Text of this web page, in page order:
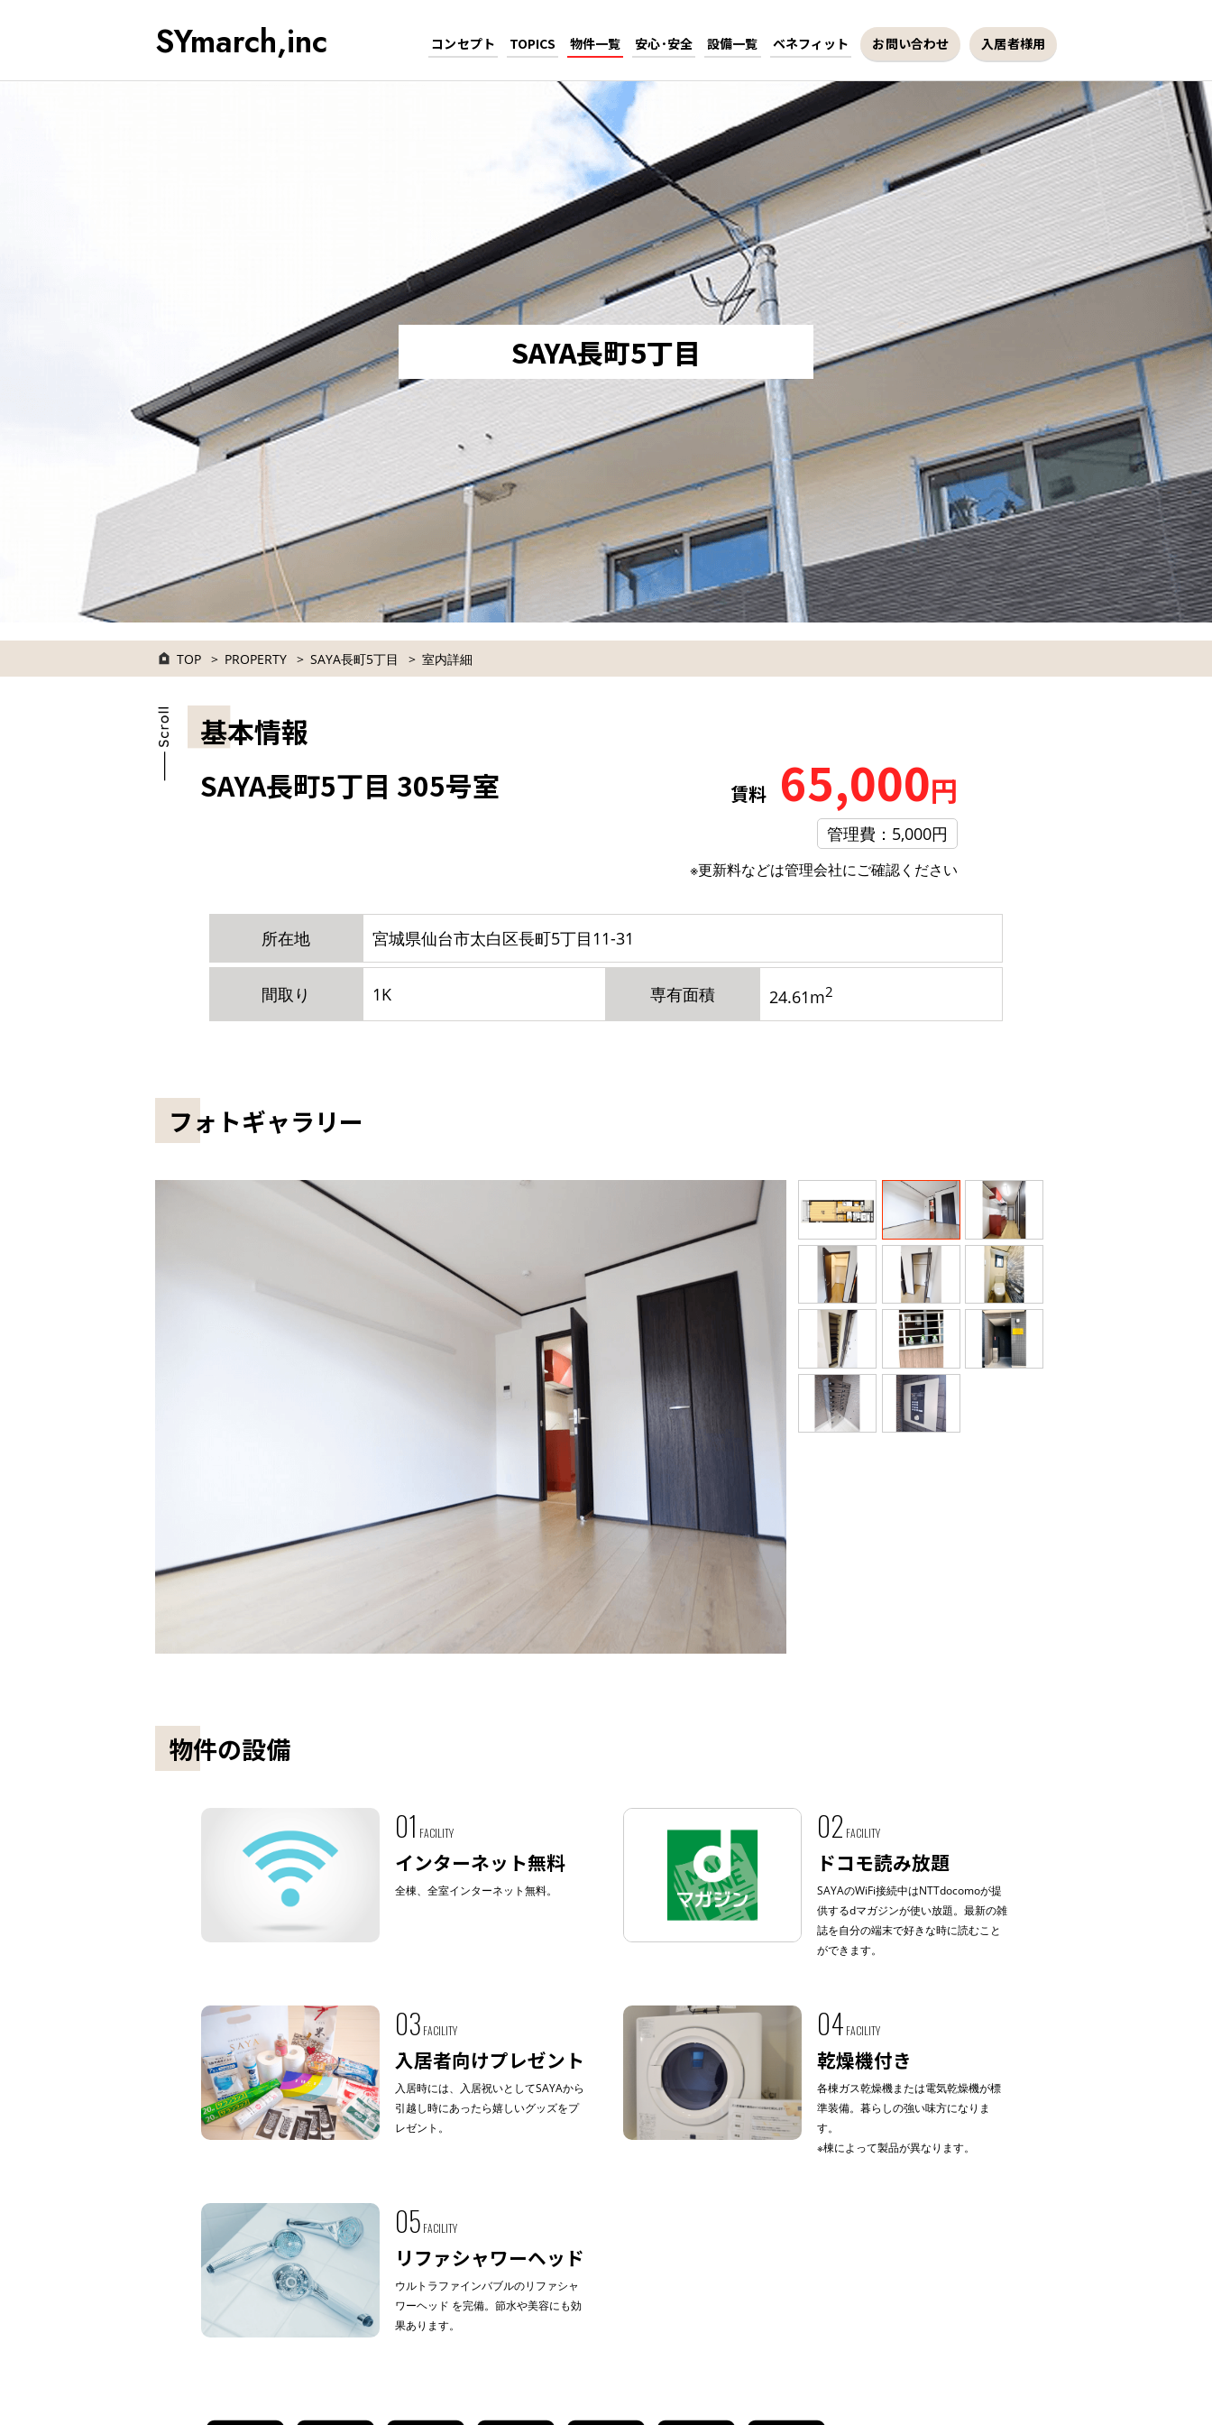
SYmarch,inc コンセプト TOPICS 物件一覧 安心･安全 設備一覧 ベネフィット お問い合わせ 入居者様用
SAYA長町5丁目
TOP PROPERTY SAYA長町5丁目 室内詳細
基本情報
SAYA長町5丁目 305号室
賃料 65,000円
管理費：5,000円
※更新料などは管理会社にご確認ください
所在地 宮城県仙台市太白区長町5丁目11-31
間取り 1K 専有面積 24.61m2
フォトギャラリー
物件の設備
01 FACILITY
インターネット無料
全棟、全室インターネット無料。
02 FACILITY
ドコモ読み放題
SAYAのWiFi接続中はNTTdocomoが提
供するdマガジンが使い放題。最新の雑
誌を自分の端末で好きな時に読むこと
ができます。
03 FACILITY
入居者向けプレゼント
入居時には、入居祝いとしてSAYAから
引越し時にあったら嬉しいグッズをプ
レゼント。
04 FACILITY
乾燥機付き
各棟ガス乾燥機または電気乾燥機が標
準装備。暮らしの強い味方になりま
す。
※棟によって製品が異なります。
05 FACILITY
リファシャワーヘッド
ウルトラファインバブルのリファシャ
ワーヘッド を完備。節水や美容にも効
果あります。